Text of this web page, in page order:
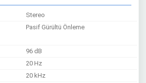
Stereo
Pasif Gürültü Önleme
96 dB
20 Hz
20 kHz